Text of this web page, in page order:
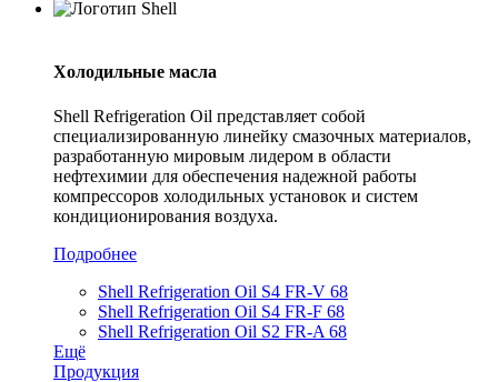
Холодильные масла
Shell Refrigeration Oil представляет собой
специализированную линейку смазочных материалов,
разработанную мировым лидером в области
нефтехимии для обеспечения надежной работы
компрессоров холодильных установок и систем
кондиционирования воздуха.
Подробнее
Shell Refrigeration Oil S4 FR-V 68
Shell Refrigeration Oil S4 FR-F 68
Shell Refrigeration Oil S2 FR-A 68
Ещё
Продукция